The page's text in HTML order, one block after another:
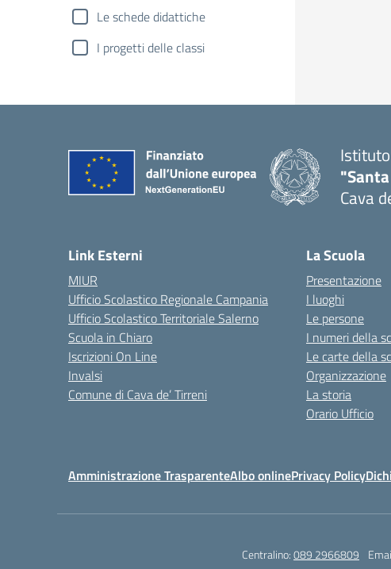
Le schede didattiche
I progetti delle classi
Cava
Link Esterni
MIUR
Ufficio Scolastico Regionale Campania
Ufficio Scolastico Territoriale Salerno
Scuola in Chiaro
Iscrizioni On Line
Invalsi
Comune di Cava de’ Tirreni
La Scuola
Presentazione
I luoghi
Le persone
I numeri della
Le carte della
Organizzazione
La storia
Orario Ufficio
Amministrazione TrasparenteAlbo onlinePrivacy Policy
Centralino:089 2966809